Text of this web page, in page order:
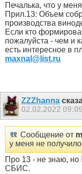
Печалька, что у
Прил.13: Объем
производства
Если кто
пожалуйста - чем и
есть интересное в
maxnal@list.ru
ZZZhanna
02.02.2022 09:09
Сообщение от
у меня не
Про 13 - не знаю,
СБИС.